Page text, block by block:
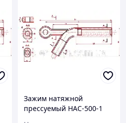
Зажим натяжной
прессуемый НАС-500-1